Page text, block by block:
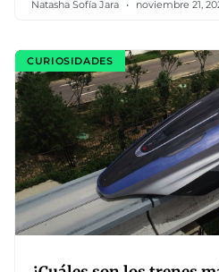
Natasha Sofía Jara noviembre 21,
CURIOSIDADES